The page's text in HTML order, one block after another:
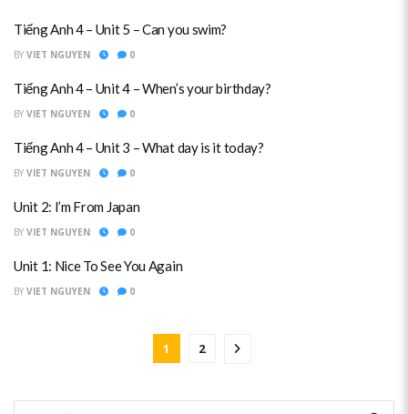
Tiếng Anh 4 – Unit 5 – Can you swim?
BY VIET NGUYEN 0
Tiếng Anh 4 – Unit 4 – When’s your birthday?
BY VIET NGUYEN 0
Tiếng Anh 4 – Unit 3 – What day is it today?
BY VIET NGUYEN 0
Unit 2: I’m From Japan
BY VIET NGUYEN 0
Unit 1: Nice To See You Again
BY VIET NGUYEN 0
1 2